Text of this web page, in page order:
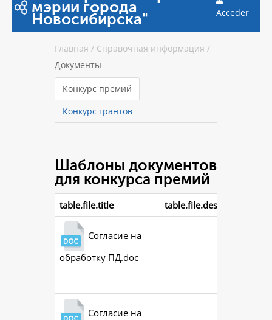
мэрии города
Новосибирска" Acceder
Главная / Справочная информация /
Документы
Конкурс премий
Конкурс грантов
Шаблоны документов
для конкурса премий
table.file.title table.file.description
Согласие на
обработку ПД.doc
Согласие на